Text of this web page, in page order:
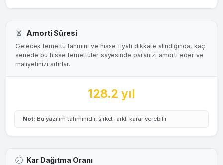
Amorti Süresi
Gelecek temettü tahmini ve hisse fiyatı dikkate alındığında, kaç
senede bu hisse temettüler sayesinde paranızı amorti eder ve
maliyetinizi sıfırlar.
128.2 yıl
Not: Bu yazılım tahminidir, şirket farklı karar verebilir.
Kar Dağıtma Oranı